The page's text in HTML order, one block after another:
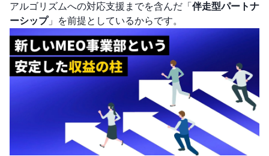
アルゴリズムへの対応支援までを含んだ「 伴走型パートナ
ーシップ」を前提としているからです。